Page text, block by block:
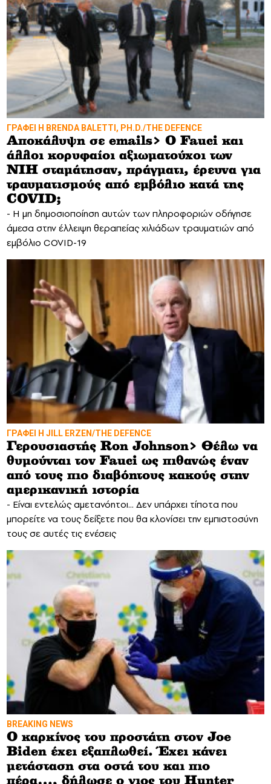
ΓΡΑΦΕΙ Η BRENDA BALETTI, PH.D./THE DEFENCE
Αποκάλυψη σε emails> Ο Fauci και
άλλοι κορυφαίοι αξιωματούχοι των
NIH σταμάτησαν, πράγματι, έρευνα για
τραυματισμούς από εμβόλιο κατά της
COVID;
- Η μη δημοσιοποίηση αυτών των πληροφοριών οδήγησε
άμεσα στην έλλειψη θεραπείας χιλιάδων τραυματιών από
εμβόλιο COVID-19
ΓΡΑΦΕΙ Η JILL ERZEN/THE DEFENCE
Γερουσιαστής Ron Johnson> Θέλω να
θυμούνται τον Fauci ως πιθανώς έναν
από τους πιο διαβόητους κακούς στην
αμερικανική ιστορία
- Είναι εντελώς αμετανόητοι... Δεν υπάρχει τίποτα που
μπορείτε να τους δείξετε που θα κλονίσει την εμπιστοσύνη
τους σε αυτές τις ενέσεις
BREAKING NEWS
Ο καρκίνος του προστάτη στον Joe
Biden έχει εξαπλωθεί. Έχει κάνει
μετάσταση στα οστά του και πιο
πέρα…, δήλωσε ο γιος του Hunter